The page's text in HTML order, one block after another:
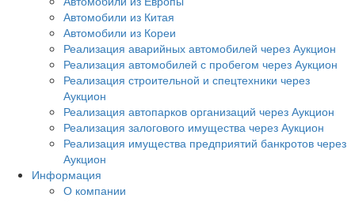
Автомобили из Китая
Автомобили из Кореи
Реализация аварийных автомобилей через Аукцион
Реализация автомобилей с пробегом через Аукцион
Реализация строительной и спецтехники через
Аукцион
Реализация автопарков организаций через Аукцион
Реализация залогового имущества через Аукцион
Реализация имущества предприятий банкротов через
Аукцион
Информация
О компании